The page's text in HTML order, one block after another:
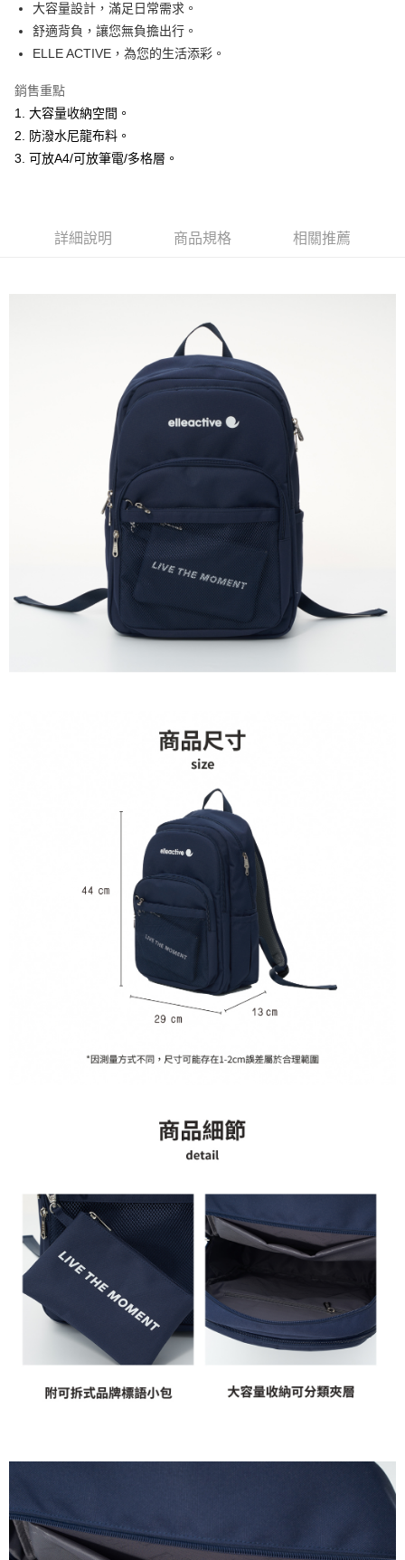
ATM付款
全家取貨付款
每筆NT$60，滿NT$1,500(含以上)免運費
付款後全家取貨
每筆NT$60，滿NT$1,500(含以上)免運費
每筆NT$60，滿NT$1,500(含以上)免運費
每筆NT$60，滿NT$1,500(含以上)免運費
每筆NT$90，滿NT$1,500(含以上)免運費
每筆NT$225，滿NT$1,500(含以上)免運費
大容量設計，滿足日常需求。
舒適背負，讓您無負擔出行。
ELLE ACTIVE，為您的生活添彩。
銷售重點
1. 大容量收納空間。
2. 防潑水尼龍布料。
3. 可放A4/可放筆電/多格層。
詳細說明 商品規格 相關推薦